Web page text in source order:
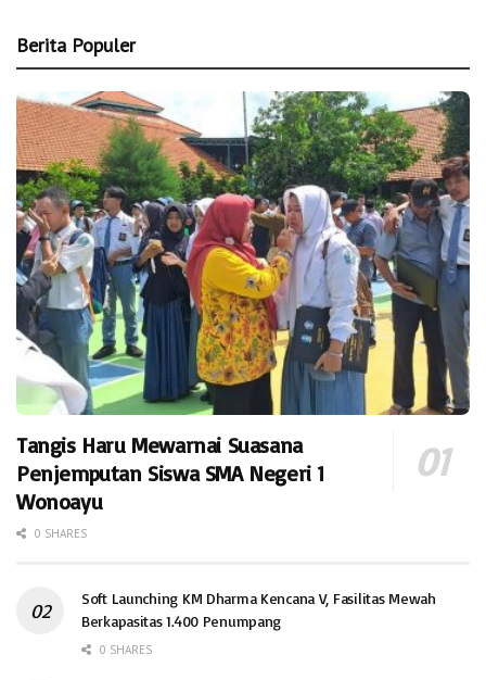
Berita Populer
Tangis Haru Mewarnai Suasana
Penjemputan Siswa SMA Negeri 1
Wonoayu
0 SHARES
Soft Launching KM Dharma Kencana V, Fasilitas Mewah
Berkapasitas 1.400 Penumpang
0 SHARES